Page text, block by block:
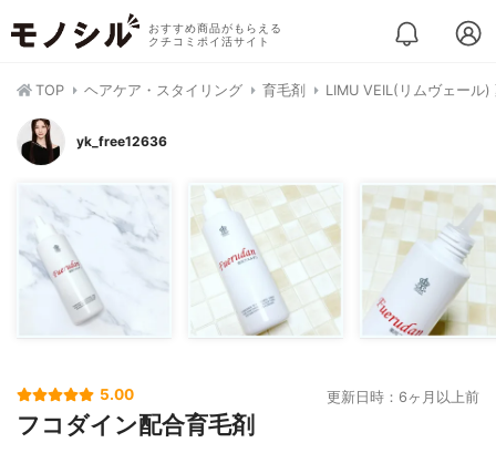
おすすめ商品がもらえる
クチコミポイ活サイト
TOP ヘアケア・スタイリング 育毛剤 LIMU VEIL(リムヴェール
yk_free12636
5.00 更新日時：6ヶ月以上前
フコダイン配合育毛剤